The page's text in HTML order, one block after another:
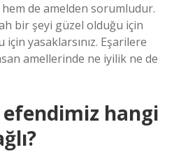
de amelden sorumludur.
bir şeyi güzel olduğu için
yasaklarsınız. Eşarilere
amellerinde ne iyilik ne de
hangi